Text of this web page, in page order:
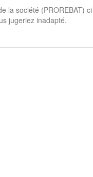
la société (PROREBAT)
jugeriez inadapté.